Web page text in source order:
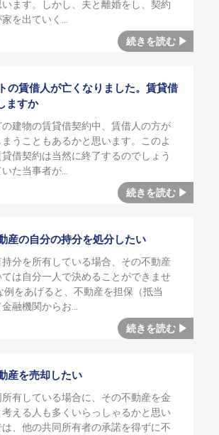
ます。しかし、夫と離婚をし、契約
を出ていく
の賃借人が亡くなりました。賃貸借
ますか
建物の賃貸借契約中、賃借人の方が
うこともあるかと思います。このよ
借契約は当然に終了するのでしょう
た当事者が
産の自分の持分を処分したい
分を所有している場合、その不動産
は自分一人で決めることができませ
例をあげると、不動産を担保（抵当
融機関からお
産を売却したい
有している場合に、その不動産を金
える人も多くいらっしゃるかと思い
は、他の共同所有者の承諾を得ずに不